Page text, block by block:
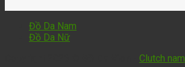
Đồ Da Nam
Đồ Da Nữ
Clutch nam